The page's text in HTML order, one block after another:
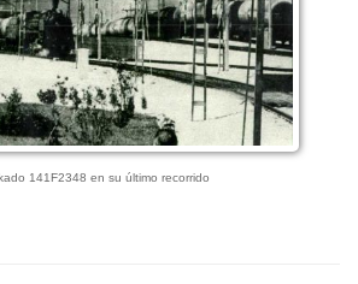
141F2348 en su último recorrido